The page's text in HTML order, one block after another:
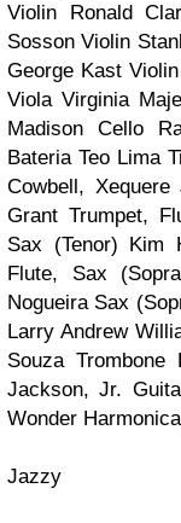
Violin
Ronald
Sosson Violin
George Kast Violin
Viola Virginia
Madison Cello
Bateria Teo Lima
Cowbell, Xequere
Grant Trumpet,
Sax (Tenor) Kim
Flute, Sax
NogueiraSax
Larry Andrew
SouzaTrombone
Jackson, Jr.
Wonder
Jazzy